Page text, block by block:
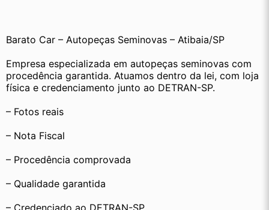
Barato Car – Autopeças Seminovas – Atibaia/SP
Empresa especializada em autopeças seminovas com
procedência garantida. Atuamos dentro da lei, com loja
física e credenciamento junto ao DETRAN-SP.
– Fotos reais
– Nota Fiscal
– Procedência comprovada
– Qualidade garantida